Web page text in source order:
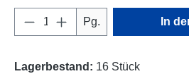
Produkt Anzahl: Gib
Pg. In
Lagerbestand: 16 Stück